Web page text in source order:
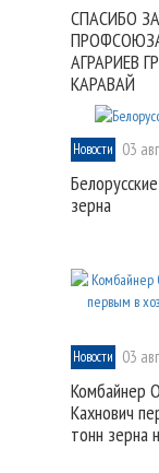
СПАСИБО
АГРАРИЕВ
КАРАВАЙ
Новости 03
зерна
Новости 03
Комбайнер
Кахнович
тонн зерна